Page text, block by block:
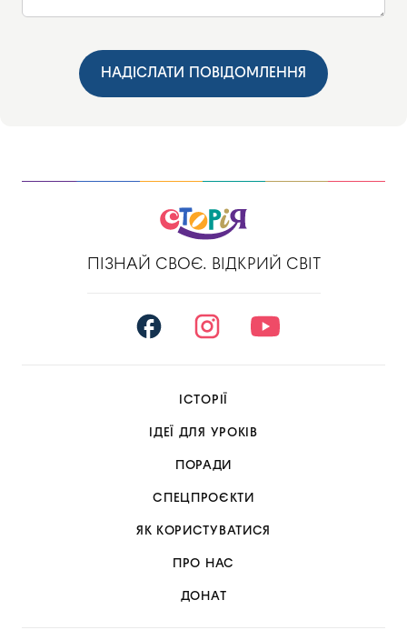
НАДІСЛАТИ ПОВІДОМЛЕННЯ
ПІЗНАЙ СВОЄ. ВІДКРИЙ СВІТ
ІСТОРІЇ
ІДЕЇ ДЛЯ УРОКІВ
ПОРАДИ
СПЕЦПРОЄКТИ
ЯК КОРИСТУВАТИСЯ
ПРО НАС
ДОНАТ